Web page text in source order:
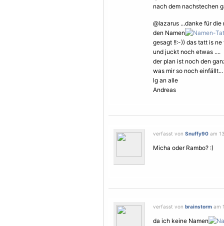
nach dem nachstechen
@lazarus ...danke für
den Namen
gesagt !!:-)) das tatt is
und juckt noch etwas ....
der plan ist noch den
was mir so noch einfällt...
lg an alle
Andreas
verfasst von Snuffy90 am
Micha oder Rambo? :)
verfasst von brainstorm am
da ich keine Namen